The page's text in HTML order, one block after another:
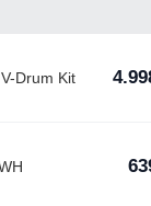
Drum Kit